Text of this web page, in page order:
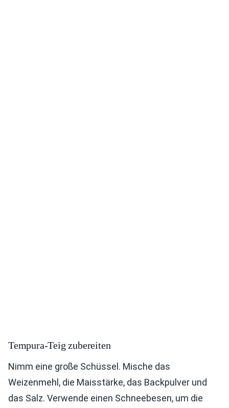
Tempura-Teig zubereiten
Nimm eine große Schüssel. Mische das
Weizenmehl, die Maisstärke, das Backpulver und
das Salz. Verwende einen Schneebesen, um die